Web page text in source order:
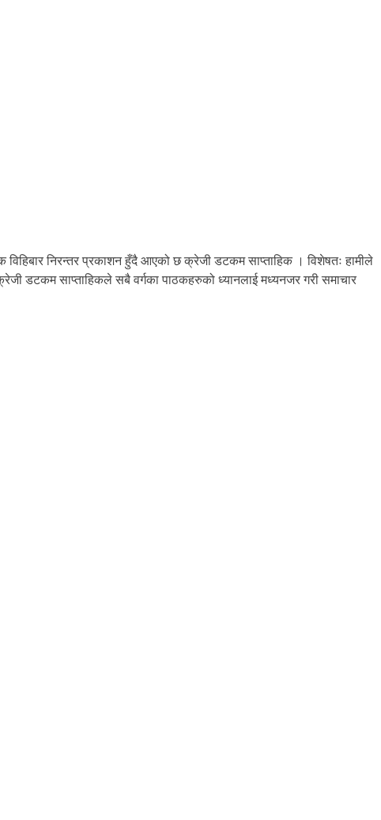
निरन्तर प्रकाशन हुँदै आएको छ क्रेजी डटकम साप्ताहिक । विशेषतः हामीले
डटकम साप्ताहिकले सबै वर्गका पाठकहरुको ध्यानलाई मध्यनजर गरी समाचार